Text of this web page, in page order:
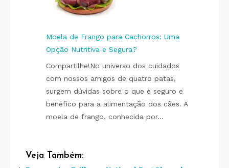
Moela de Frango para Cachorros: Uma
Opção Nutritiva e Segura?
Compartilhe!No universo dos cuidados
com nossos amigos de quatro patas,
surgem dúvidas sobre o que é seguro e
benéfico para a alimentação dos cães. A
moela de frango, conhecida por…
Veja Também: